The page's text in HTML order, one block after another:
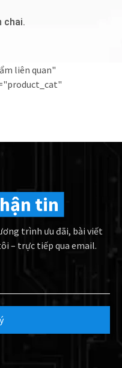
chai.
liên quan"
tin
trình ưu đãi, bài viết
– trực tiếp qua email.